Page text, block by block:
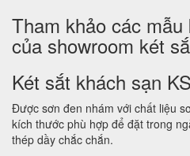
Tham khảo các
của showroom két
Két sắt khách sạn
Được sơn đen nhám với chất liệu
kích thước phù hợp để đặt trong
thép dầy chắc chắn.